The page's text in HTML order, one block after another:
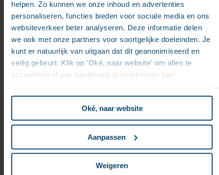
helpen. Zo kunnen we onze inhoud en advertenties
personaliseren, functies bieden voor sociale media en ons
websiteverkeer beter analyseren. Deze informatie delen
we ook met onze partners voor soortgelijke doeleinden. Je
kunt er natuurlijk van uitgaan dat dit geanonimiseerd en
veilig gebeurt. Klik op 'Oké, naar website' om alles te
accepteren of pas handmatig je voorkeuren aan.
Oké, naar website
Aanpassen
Weigeren